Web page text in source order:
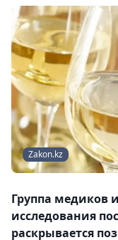
Zakon.kz
Группа медиков
исследования
раскрывается